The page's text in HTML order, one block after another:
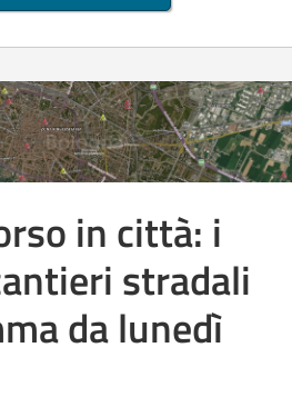
in città: i
stradali
da lunedì